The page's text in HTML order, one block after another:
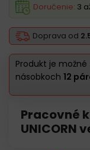
Pracovné
UNICORN
Doprava od
Doručenie: 3
Produkt je možné
násobkoch 12